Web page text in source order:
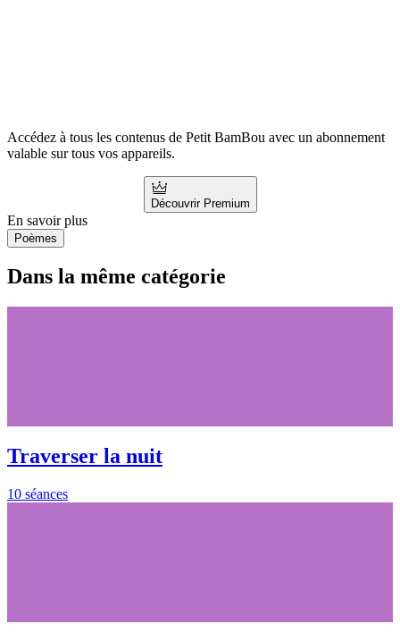
Accédez à tous les contenus de Petit BamBou avec un abonnement
valable sur tous vos appareils.
Découvrir Premium
En savoir plus
Poèmes
Dans la même catégorie
Traverser la nuit
10 séances